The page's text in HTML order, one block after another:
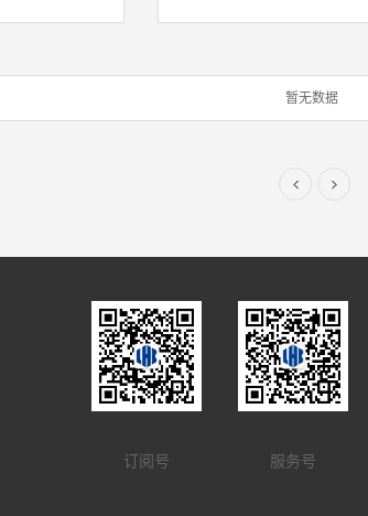
暂无数据
订阅号
服务号